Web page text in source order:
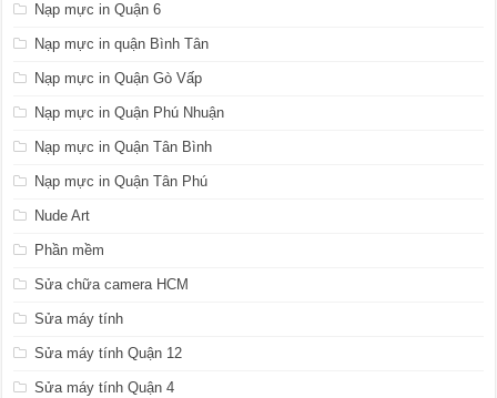
Nạp mực in Quận 6
Nạp mực in quận Bình Tân
Nạp mực in Quận Gò Vấp
Nạp mực in Quận Phú Nhuận
Nạp mực in Quận Tân Bình
Nạp mực in Quận Tân Phú
Nude Art
Phần mềm
Sửa chữa camera HCM
Sửa máy tính
Sửa máy tính Quận 12
Sửa máy tính Quận 4